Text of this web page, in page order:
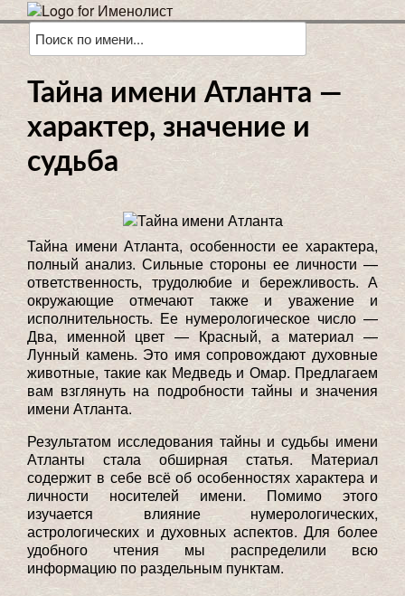
Тайна имени Атланта —
характер, значение и
судьба
Тайна имени Атланта, особенности ее характера,
полный анализ. Сильные стороны ее личности —
ответственность, трудолюбие и бережливость. А
окружающие отмечают также и уважение и
исполнительность. Ее нумерологическое число —
Два, именной цвет — Красный, а материал —
Лунный камень. Это имя сопровождают духовные
животные, такие как Медведь и Омар. Предлагаем
вам взглянуть на подробности тайны и значения
имени Атланта.
Результатом исследования тайны и судьбы имени
Атланты стала обширная статья. Материал
содержит в себе всё об особенностях характера и
личности носителей имени. Помимо этого
изучается влияние нумерологических,
астрологических и духовных аспектов. Для более
удобного чтения мы распределили всю
информацию по раздельным пунктам.